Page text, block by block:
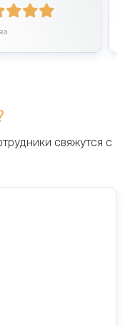
свяжутся с